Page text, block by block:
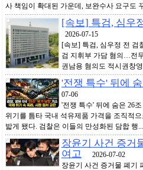
사 책임이 확대된 가운데, 보완수사 요구도
[속보] 특검, 심우
2026-07-15
[속보] 특검, 심우정 전 검
검 지휘부 가담 혐의…전
권남용 혐의도 적시권창
'전쟁 특수' 뒤에
07-06
'전쟁 특수' 뒤에 숨은 26
위기를 틈타 국내 석유제품 가격을 조직적
밟게 됐다. 검찰은 이들의 만성화된 담합 행
장윤기 사건 증거
여고 2026-07-02
장윤기 사건 증거물 폐기